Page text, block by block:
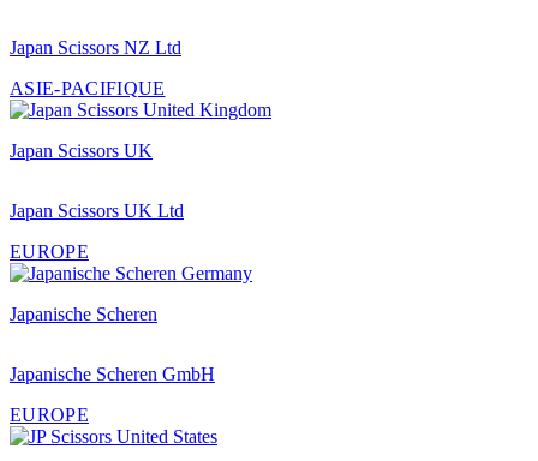
Japan Scissors NZ Ltd
ASIE-PACIFIQUE
Japan Scissors UK
Japan Scissors UK Ltd
EUROPE
Japanische Scheren
Japanische Scheren GmbH
EUROPE